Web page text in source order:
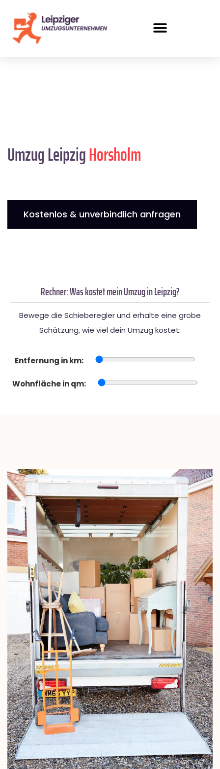
Umzug LeipzigHorsholm
Kostenlos & unverbindlich anfragen
Rechner: Was kostet mein Umzug in Leipzig?
Bewege die Schieberegler und erhalte eine grobe
Schätzung, wie viel dein Umzug kostet:
Entfernung in km:
Wohnfläche in qm: